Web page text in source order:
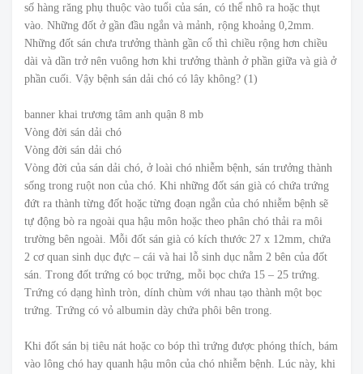
số hàng răng phụ thuộc vào tuổi của sán, có thể nhô ra hoặc thụt
vào. Những đốt ở gần đầu ngắn và mảnh, rộng khoảng 0,2mm.
Những đốt sán chưa trưởng thành gần cổ thì chiều rộng hơn chiều
dài và dần trở nên vuông hơn khi trưởng thành ở phần giữa và già ở
phần cuối. Vậy bệnh sán dải chó có lây không? (1)
banner khai trương tâm anh quận 8 mb
Vòng đời sán dải chó
Vòng đời sán dải chó
Vòng đời của sán dải chó, ở loài chó nhiễm bệnh, sán trưởng thành
sống trong ruột non của chó. Khi những đốt sán già có chứa trứng
đứt ra thành từng đốt hoặc từng đoạn ngắn của chó nhiễm bệnh sẽ
tự động bò ra ngoài qua hậu môn hoặc theo phân chó thải ra môi
trường bên ngoài. Mỗi đốt sán già có kích thước 27 x 12mm, chứa
2 cơ quan sinh dục đực – cái và hai lỗ sinh dục nằm 2 bên của đốt
sán. Trong đốt trứng có bọc trứng, mỗi bọc chứa 15 – 25 trứng.
Trứng có dạng hình tròn, dính chùm với nhau tạo thành một bọc
trứng. Trứng có vỏ albumin dày chứa phôi bên trong.
Khi đốt sán bị tiêu nát hoặc co bóp thì trứng được phóng thích, bám
vào lông chó hay quanh hậu môn của chó nhiễm bệnh. Lúc này, khi